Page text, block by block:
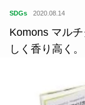
SDGs 2020.08.14
Komons マル
しく香り高く。